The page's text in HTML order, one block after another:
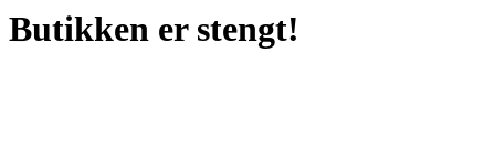
Butikken er stengt!